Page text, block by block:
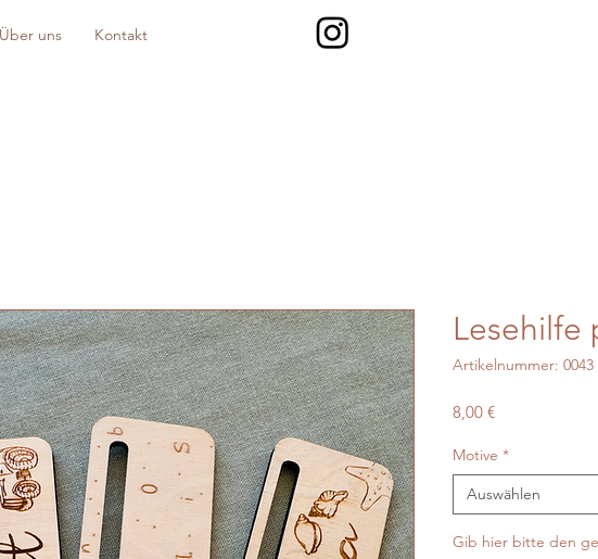
Über uns Kontakt
Lesehilfe
Artikelnummer: 0043
8,00 €Preis
Motive *
Auswählen
Gib hier bitte den